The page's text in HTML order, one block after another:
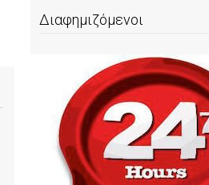
Διαφημιζόμενοι